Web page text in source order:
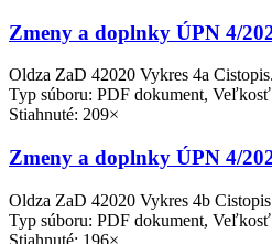
Zmeny a doplnky ÚPN 4/
Oldza ZaD 42020 Vykres 4a
Typ súboru: PDF dokument,
Stiahnuté: 209×
Zmeny a doplnky ÚPN 4/
Oldza ZaD 42020 Vykres 4b
Typ súboru: PDF dokument,
Stiahnuté: 196×